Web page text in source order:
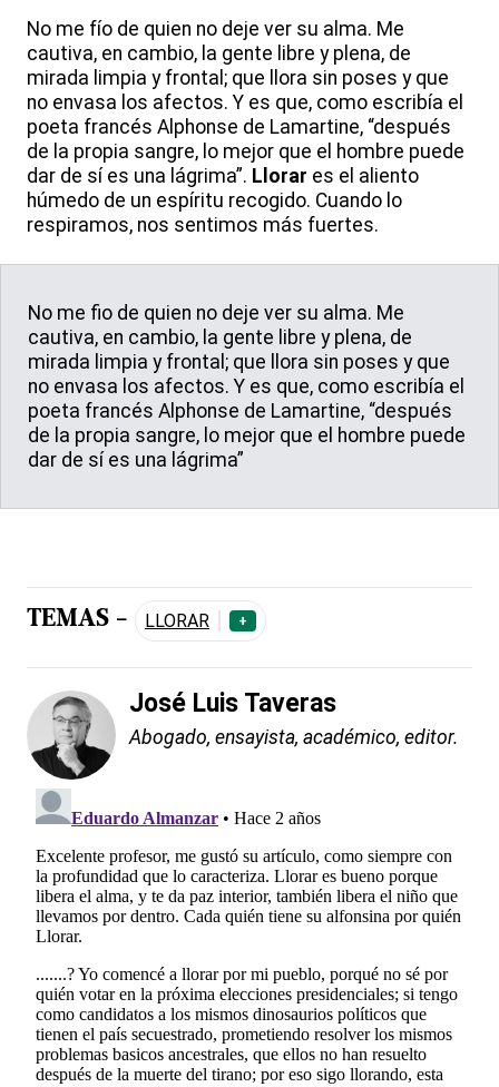
No me fío de quien no deje ver su alma. Me
cautiva, en cambio, la gente libre y plena, de
mirada limpia y frontal; que llora sin poses y que
no envasa los afectos. Y es que, como escribía el
poeta francés Alphonse de Lamartine, “después
de la propia sangre, lo mejor que el hombre puede
dar de sí es una lágrima”. Llorar es el aliento
húmedo de un espíritu recogido. Cuando lo
respiramos, nos sentimos más fuertes.
No me fio de quien no deje ver su alma. Me
cautiva, en cambio, la gente libre y plena, de
mirada limpia y frontal; que llora sin poses y que
no envasa los afectos. Y es que, como escribía el
poeta francés Alphonse de Lamartine, “después
de la propia sangre, lo mejor que el hombre puede
dar de sí es una lágrima”
TEMAS - LLORAR +
José Luis Taveras
Abogado, ensayista, académico, editor.